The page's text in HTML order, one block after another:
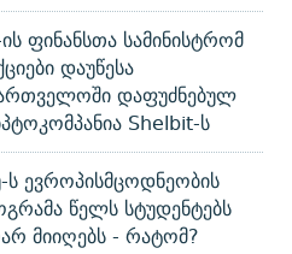
ფინანსთა სამინისტრომ
დაუწესა
დაფუძნებულ
Shelbit-ს
ს ევროპისმცოდნეობის
წელს სტუდენტებს
მიიღებს - რატომ?